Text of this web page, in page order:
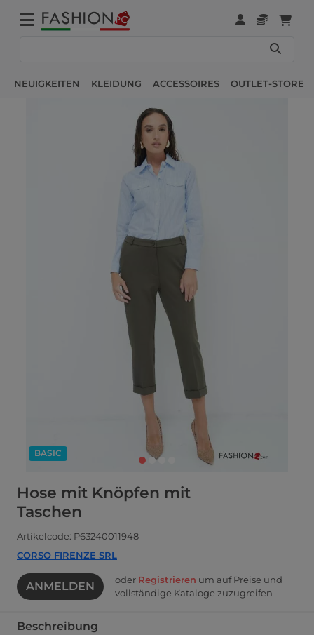
NEUIGKEITEN KLEIDUNG ACCESSOIRES OUTLET-STORE
BASIC
Hose mit Knöpfen mit
Taschen
Artikelcode: P63240011948
CORSO FIRENZE SRL
ANMELDEN oder Registrieren um auf Preise und
vollständige Kataloge zuzugreifen
Beschreibung